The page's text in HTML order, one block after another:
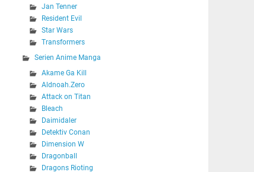
Jan Tenner
Resident Evil
Star Wars
Transformers
Serien Anime Manga
Akame Ga Kill
Aldnoah.Zero
Attack on Titan
Bleach
Daimidaler
Detektiv Conan
Dimension W
Dragonball
Dragons Rioting